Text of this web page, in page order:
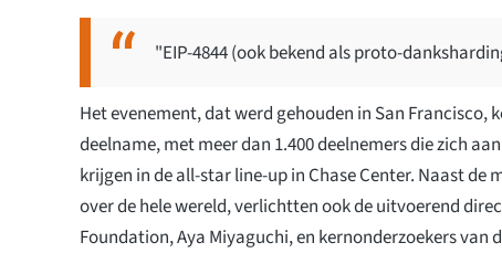
"EIP-4844 (ook bekend als proto-
Het evenement, dat werd gehouden in San Francisco,
deelname, met meer dan 1.400 deelnemers die zich
krijgen in de all-star line-up in Chase Center. Naast de
over de hele wereld, verlichtten ook de uitvoerend
Foundation, Aya Miyaguchi, en kernonderzoekers van